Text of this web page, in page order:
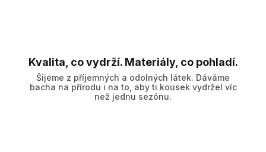
Kvalita, co vydrží. Materiály, co pohladí.
Šijeme z příjemných a odolných látek. Dáváme
bacha na přírodu i na to, aby ti kousek vydržel víc
než jednu sezónu.